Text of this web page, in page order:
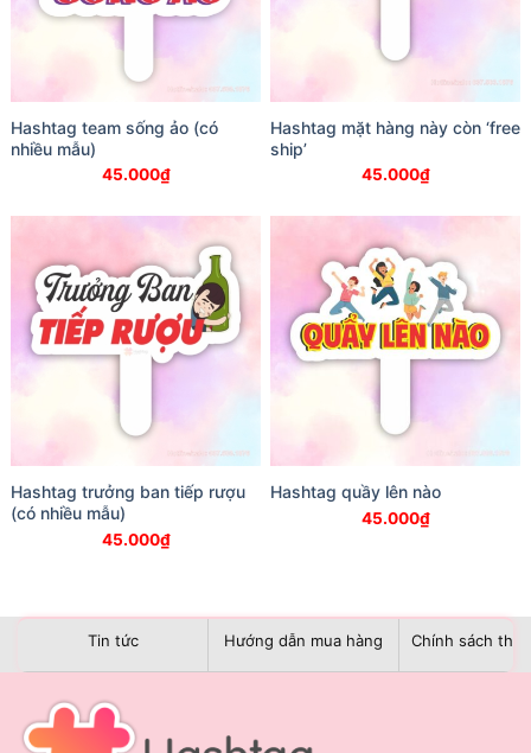
Hashtag team sống ảo (có
nhiều mẫu)
45.000₫
Hashtag mặt hàng này còn ‘free
ship’
45.000₫
Hashtag trưởng ban tiếp rượu
(có nhiều mẫu)
45.000₫
Hashtag quầy lên nào
45.000₫
Tin tức Hướng dẫn mua hàng Chính sách